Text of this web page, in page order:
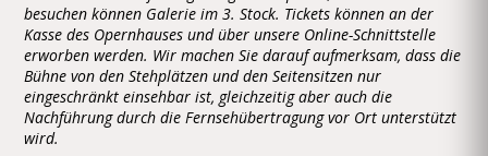
besuchen können Galerie im 3. Stock. Tickets können an der
Kasse des Opernhauses und über unsere Online-Schnittstelle
erworben werden. Wir machen Sie darauf aufmerksam, dass die
Bühne von den Stehplätzen und den Seitensitzen nur
eingeschränkt einsehbar ist, gleichzeitig aber auch die
Nachführung durch die Fernsehübertragung vor Ort unterstützt
wird.